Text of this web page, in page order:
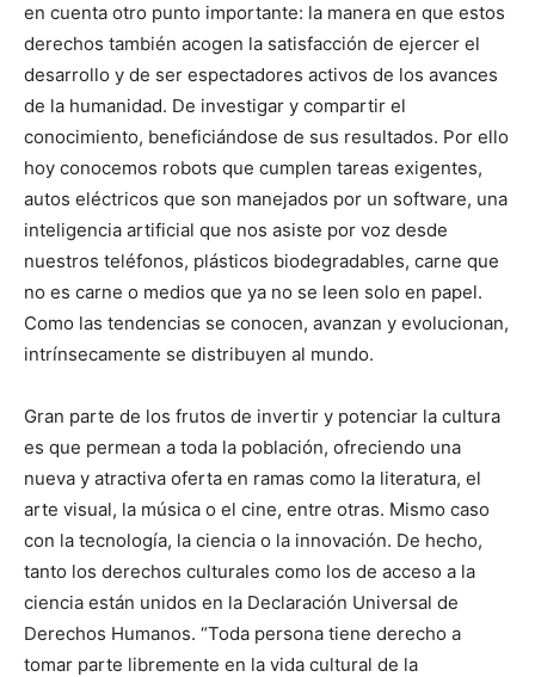
en cuenta otro punto importante: la manera en que estos
derechos también acogen la satisfacción de ejercer el
desarrollo y de ser espectadores activos de los avances
de la humanidad. De investigar y compartir el
conocimiento, beneficiándose de sus resultados. Por ello
hoy conocemos robots que cumplen tareas exigentes,
autos eléctricos que son manejados por un software, una
inteligencia artificial que nos asiste por voz desde
nuestros teléfonos, plásticos biodegradables, carne que
no es carne o medios que ya no se leen solo en papel.
Como las tendencias se conocen, avanzan y evolucionan,
intrínsecamente se distribuyen al mundo.
Gran parte de los frutos de invertir y potenciar la cultura
es que permean a toda la población, ofreciendo una
nueva y atractiva oferta en ramas como la literatura, el
arte visual, la música o el cine, entre otras. Mismo caso
con la tecnología, la ciencia o la innovación. De hecho,
tanto los derechos culturales como los de acceso a la
ciencia están unidos en la Declaración Universal de
Derechos Humanos. “Toda persona tiene derecho a
tomar parte libremente en la vida cultural de la